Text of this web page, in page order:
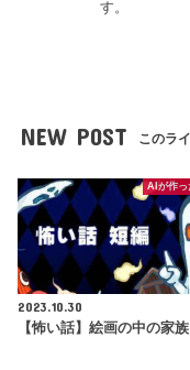
す。
NEW POST このラ
AIが作っ
2023.10.30
【怖い話】絵画の中の家族